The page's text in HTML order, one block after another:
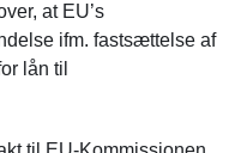
at EU’s
ifm. fastsættelse af
lån til